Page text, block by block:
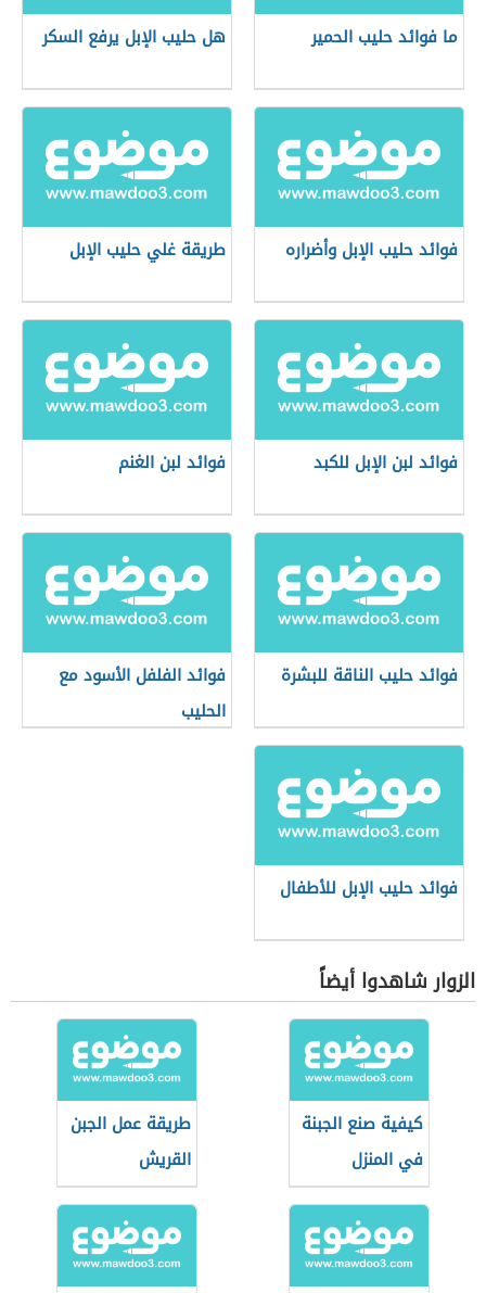
ما فوائد حليب الحمير هل حليب الإبل يرفع السكر
فوائد حليب الإبل وأضراره طريقة غلي حليب الإبل
فوائد لبن الإبل للكبد فوائد لبن الغنم
فوائد حليب الناقة للبشرة
فوائد الفلفل الأسود مع
الحليب
فوائد حليب الإبل للأطفال
الزوار شاهدوا أيضاً
كيفية صنع الجبنة
في المنزل
طريقة عمل الجبن
القريش